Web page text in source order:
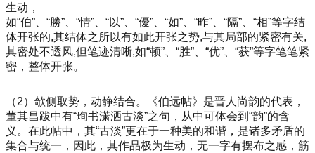
生动，
如“伯”、“勝”、“情”、“以”、“優”、“如”、“昨”、“隔”、“相”等字结
体开张的,其结体之所以有如此开张之势,与其局部的紧密有关,
其密处不透风,但笔迹清晰,如“顿”、“胜”、“优”、“获”等字笔笔紧
密，整体开张。
（2）欹侧取势，动静结合。《伯远帖》是晋人尚韵的代表，
董其昌跋中有“珣书潇洒古淡”之句，从中可体会到“韵”的含
义。在此帖中，其“古淡”更在于一种美的和谐，是诸多矛盾的
集合与统一，因此，其作品极为生动，无一字有摆布之感，筋